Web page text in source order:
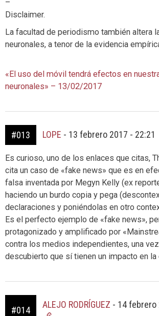
–
Disclaimer.
La facultad de periodismo también altera
neuronales, a tenor de la evidencia
«El uso del móvil tendrá efectos en
neuronales» – 13/02/2017
#013 LOPE - 13 febrero 2017 - 22:21
Es curioso, uno de los enlaces que citas,
cita un caso de «fake news» que es en
falsa inventada por Megyn Kelly (ex
haciendo un burdo copia y pega
declaraciones y poniéndolas en otro
Es el perfecto ejemplo de «fake news»,
protagonizado y amplificado por
contra los medios independientes, una
descubierto que sí tienen un impacto en la
#014
ALEJO RODRÍGUEZ - 14 febrero